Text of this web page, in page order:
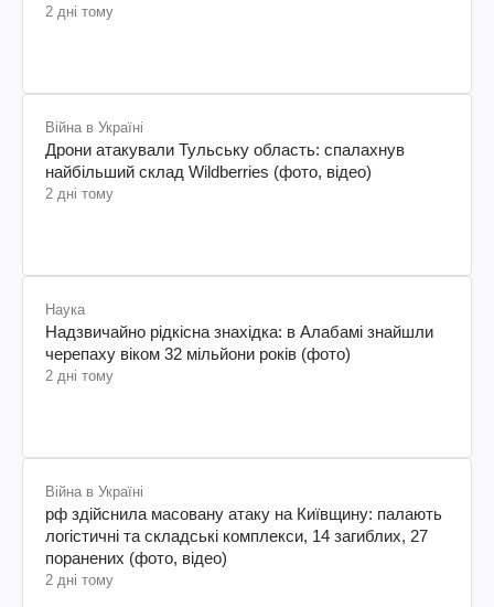
2 дні тому
Війна в Україні
Дрони атакували Тульську область: спалахнув
найбільший склад Wildberries (фото, відео)
2 дні тому
Наука
Надзвичайно рідкісна знахідка: в Алабамі знайшли
черепаху віком 32 мільйони років (фото)
2 дні тому
Війна в Україні
рф здійснила масовану атаку на Київщину: палають
логістичні та складські комплекси, 14 загиблих, 27
поранених (фото, відео)
2 дні тому